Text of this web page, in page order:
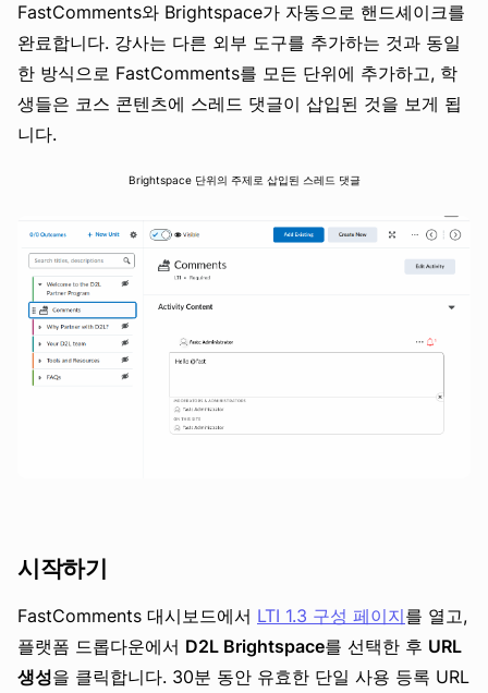
FastComments와 Brightspace가 자동으로 핸드셰이크를
완료합니다. 강사는 다른 외부 도구를 추가하는 것과 동일
한 방식으로 FastComments를 모든 단위에 추가하고, 학
생들은 코스 콘텐츠에 스레드 댓글이 삽입된 것을 보게 됩
니다.
Brightspace 단위의 주제로 삽입된 스레드 댓글
시작하기
FastComments 대시보드에서 LTI 1.3 구성 페이지를 열고,
플랫폼 드롭다운에서 D2L Brightspace를 선택한 후 URL
생성을 클릭합니다. 30분 동안 유효한 단일 사용 등록 URL